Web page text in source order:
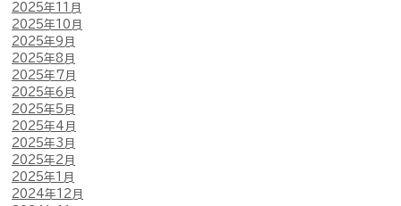
2025年11月
2025年10月
2025年9月
2025年8月
2025年7月
2025年6月
2025年5月
2025年4月
2025年3月
2025年2月
2025年1月
2024年12月